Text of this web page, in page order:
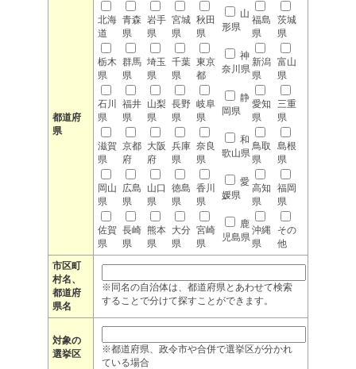
都道府
県
北海
道
青森
県
岩手
県
宮城
県
秋田
県
山
形県
福島
県
茨城
県
栃木
県
群馬
県
埼玉
県
千葉
県
東京
都
神
奈川県
新潟
県
富山
県
石川
県
福井
県
山梨
県
長野
県
岐阜
県
静
岡県
愛知
県
三重
県
滋賀
県
京都
府
大阪
府
兵庫
県
奈良
県
和
歌山県
鳥取
県
島根
県
岡山
県
広島
県
山口
県
徳島
県
香川
県
愛
媛県
高知
県
福岡
県
佐賀
県
長崎
県
熊本
県
大分
県
宮崎
県
鹿
児島県
沖縄
県
その
他
市区町
村名、
都道府
県名
※同名の自治体は、都道府県とあわせて検索
することで分けて探すことができます。
対象の
選挙区
※都道府県、政令市や合併で選挙区が分かれ
ている場合